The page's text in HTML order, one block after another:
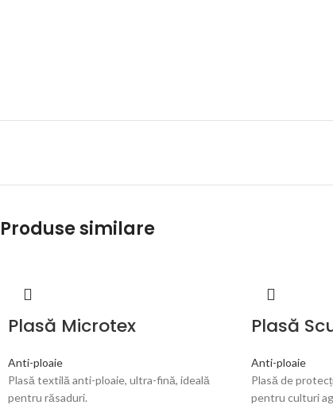
Produse similare
Plasă Microtex
Anti-ploaie
Plasă textilă anti-ploaie, ultra-fină, ideală
pentru răsaduri.
Plasă
Anti-ploaie
Plasă de
pentru culturi